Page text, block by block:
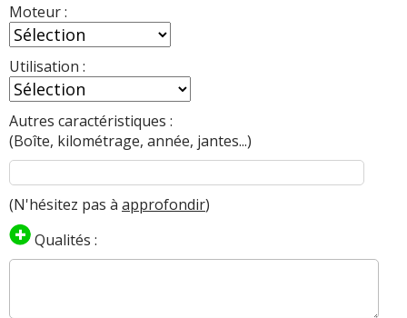
Moteur :
Utilisation :
Autres caractéristiques :
(Boîte, kilométrage, année, jantes...)
(N'hésitez pas à approfondir)
Qualités :